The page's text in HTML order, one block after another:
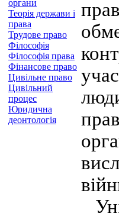
органи
Теорія держави і
права
Трудове право
Філософія
Філософія права
Фінансове право
Цивільне право
Цивільний
процес
Юридична
деонтологія